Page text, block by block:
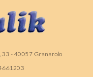
33 - 40057 Granarolo